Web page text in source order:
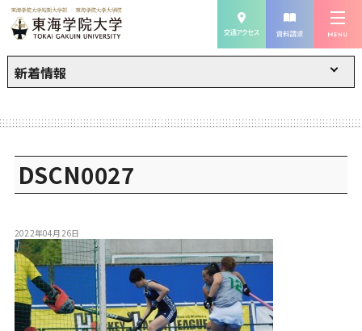
新着情報
DSCN0027
2022年04月26日